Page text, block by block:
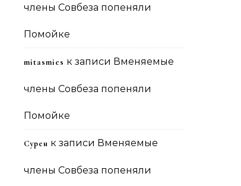
члены Совбеза попеняли
Помойке
mitasmies к записи Вменяемые
члены Совбеза попеняли
Помойке
Сурен к записи Вменяемые
члены Совбеза попеняли